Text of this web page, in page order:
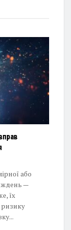
або
—
їх